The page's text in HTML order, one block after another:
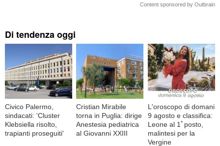
Content sponsored by Outbrain
Di tendenza oggi
Civico Palermo,
sindacati: 'Cluster
Klebsiella risolto,
trapianti proseguiti'
Cristian Mirabile
torna in Puglia: dirige
Anestesia pediatrica
al Giovanni XXIII
L'oroscopo di domani
9 agosto e classifica:
Leone al 1ﾟposto,
malintesi per la
Vergine